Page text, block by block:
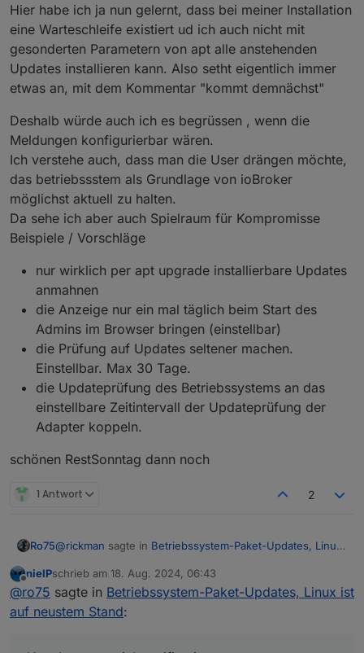
hingewiesen.
da kam der Punkt nur, wenn was wirklich
wichtiges passiert ist, worum man sich
schnellstens kümmern sollte.
nöö, da kam gar nichts zum Thema OS!
Hier habe ich ja nun gelernt, dass bei meiner Installation
eine Warteschleife existiert ud ich auch nicht mit
gesonderten Parametern von apt alle anstehenden
Updates installieren kann. Also setht eigentlich immer
etwas an, mit dem Kommentar "kommt demnächst"
Deshalb würde auch ich es begrüssen , wenn die
Meldungen konfigurierbar wären.
Ich verstehe auch, dass man die User drängen möchte,
das betriebssstem als Grundlage von ioBroker
möglichst aktuell zu halten.
Da sehe ich aber auch Spielraum für Kompromisse
Beispiele / Vorschläge
nur wirklich per apt upgrade installierbare Updates
anmahnen
die Anzeige nur ein mal täglich beim Start des
Admins im Browser bringen (einstellbar)
die Prüfung auf Updates seltener machen.
Einstellbar. Max 30 Tage.
die Updateprüfung des Betriebssystems an das
einstellbare Zeitintervall der Updateprüfung der
Adapter koppeln.
schönen RestSonntag dann noch
1 Antwort 2
Ro75@rickman sagte in Betriebssystem-Paket-Updates, Linux
Meine Meinung zu diesem "neuen Feature" ist in
dem Fall einfach nur: So wichtig wie ein Kropf und
kann eigentlich wieder weg oder könnte zumindest
Also, "abstellen" kann man das schon. Nur folgendes
Updates und hier speziell (Betriebs)Systemupdates
Offline
nieIPschrieb am 18. Aug. 2024, 06:43
zuletzt editiert von
@ro75 sagte in Betriebssystem-Paket-Updates, Linux ist
auf neustem Stand: